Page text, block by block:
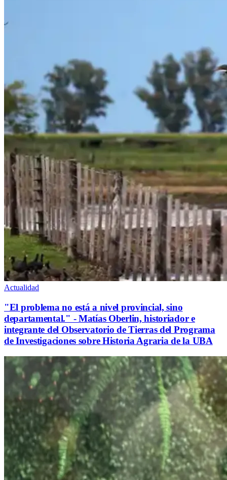
Actualidad
"El problema no está a nivel provincial, sino
departamental." - Matías Oberlin, historiador e
integrante del Observatorio de Tierras del Programa
de Investigaciones sobre Historia Agraria de la UBA